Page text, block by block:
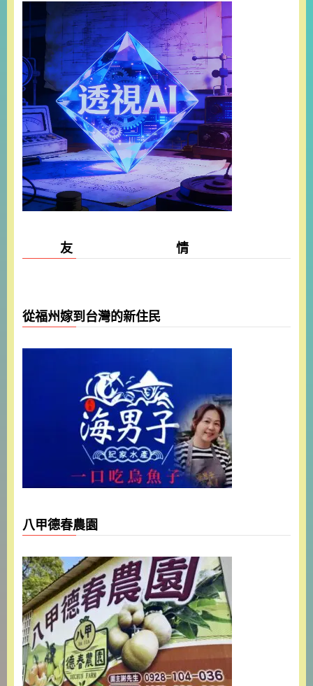
友 情
從福州嫁到台灣的新住民
八甲德春農園